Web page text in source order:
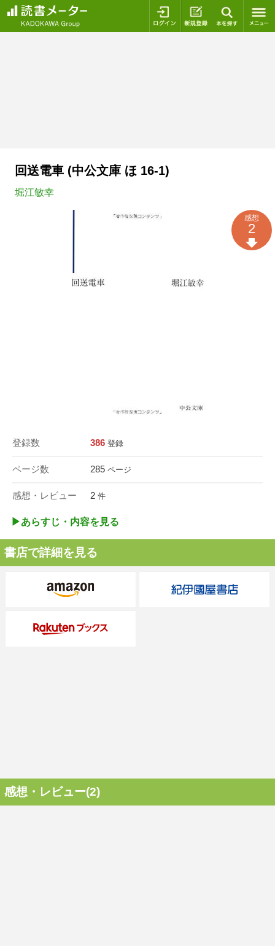
ログイン 新規登録
回送電車 (中公文庫 ほ 16-1)
堀江敏幸
登録数 386 登録
ページ数 285 ページ
感想・レビュー 2 件
感想
2
▶︎あらすじ・内容を見る
書店で詳細を見る
感想・レビュー(2)